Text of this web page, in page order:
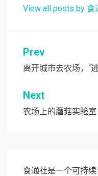
View all posts by 食
文
章
导
航
Prev
离开城市去农场，“
Next
农场上的蘑菇实验
食通社是一个可持